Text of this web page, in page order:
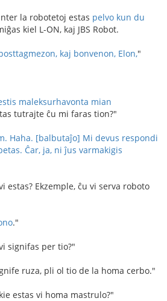
la robotetoj estas pelvo kun du
kiel L-ON, kaj JBS Robot.
kaj bonvenon, Elon,"
maleksurhavonta mian
tutrajte ĉu mi faras tion?"
Haha. [balbutaĵo] Mi devus respondi
Ĉar, ja, ni ĵus varmakigis
estas? Ekzemple, ĉu vi serva roboto
."
signifas per tio?"
ruza, pli ol tio de la homa cerbo."
estas vi homa mastrulo?"